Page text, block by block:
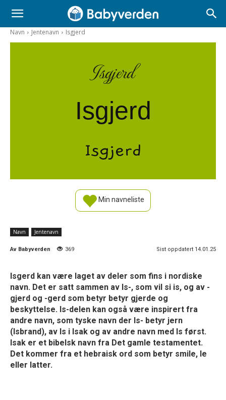
Navn Jentenavn Isgjerd
Isgjerd
Isgjerd
Isgjerd
Min navneliste
Navn Jentenavn
Av Babyverden 369 Sist oppdatert 14.01.25
Isgerd kan være laget av deler som fins i nordiske
navn. Det er satt sammen av Is-, som vil si is, og av -
gjerd og -gerd som betyr betyr gjerde og
beskyttelse. Is-delen kan også være inspirert fra
andre navn, som tyske navn der Is- betyr jern
(Isbrand), av Is i Isak og av andre navn med Is først.
Isak er et bibelsk navn fra Det gamle testamentet.
Det kommer fra et hebraisk ord som betyr smile, le
eller latter.